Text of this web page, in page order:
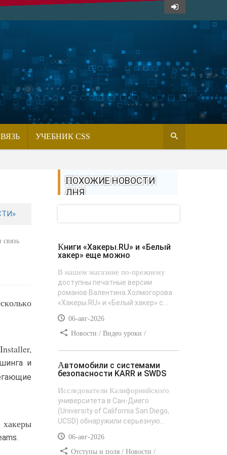
УЧЕБНИК CSS
связь
и
ПОХОЖИЕ НОВОСТИ
ДНЯ
Книги «Хакеры.RU» и «Белый
хакер» еще можно
В нашем магазине по-прежнему
доступны печатные версии
романов Валентина Холмогорова
«Хакеры.RU» и «Белый хакер» с...
06-авг-2026
Новости / Видео уроки /
Автомобили с системами
безопасности KARR и SWDS
Исследователи Калифорнийского
университета в Сан-Диего
(University of California San Diego,
UCSD) обнаружили серьезную...
06-авг-2026
Отступы и поля / Новости /